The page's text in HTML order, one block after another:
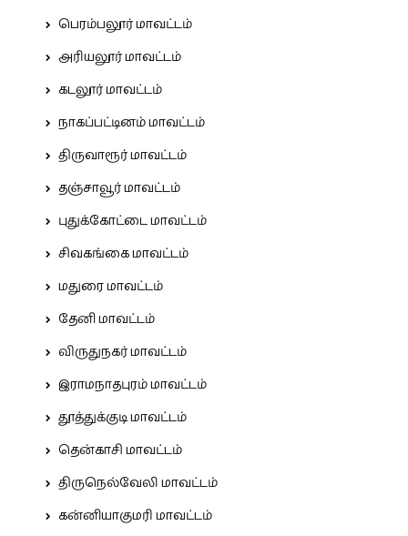
பெரம்பலூர் மாவட்டம்
அரியலூர் மாவட்டம்
கடலூர் மாவட்டம்
நாகப்பட்டினம் மாவட்டம்
திருவாரூர் மாவட்டம்
தஞ்சாவூர் மாவட்டம்
புதுக்கோட்டை மாவட்டம்
சிவகங்கை மாவட்டம்
மதுரை மாவட்டம்
தேனி மாவட்டம்
விருதுநகர் மாவட்டம்
இராமநாதபுரம் மாவட்டம்
தூத்துக்குடி மாவட்டம்
தென்காசி மாவட்டம்
திருநெல்வேலி மாவட்டம்
கன்னியாகுமரி மாவட்டம்